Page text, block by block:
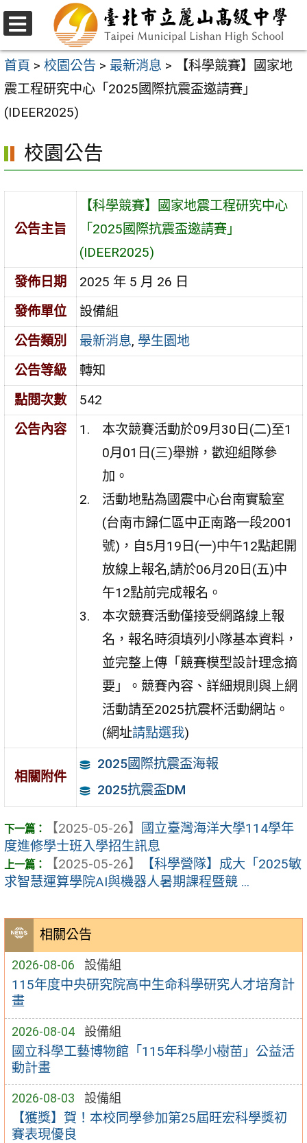
跳
至
主
要
內
區
選
單
首頁 > 校園公告 > 最新消息 >
【科學競賽】國家地
震工程研究中心「2025國際抗震盃邀請賽」
(IDEER2025)
相關公告
2026-08-06 設備組
115年度中央研究院高中生命科學研究人才培育計
畫
2026-08-04 設備組
國立科學工藝博物館「115年科學小樹苗」公益活
動計畫
2026-08-03 設備組
【獲獎】賀！本校同學參加第25屆旺宏科學獎初
賽表現優良
校園公告
公告主旨
【科學競賽】國家地震工程研究中心
「2025國際抗震盃邀請賽」
(IDEER2025)
發佈日期
2025 年 5 月 26 日
發佈單位
設備組
公告類別
最新消息, 學生園地
公告等級
轉知
點閱次數
542
公告內容
本次競賽活動於09月30日(二)至1
0月01日(三)舉辦，歡迎組隊參
加。
活動地點為國震中心台南實驗室
(台南市歸仁區中正南路一段2001
號)，自5月19日(一)中午12點起開
放線上報名,請於06月20日(五)中
午12點前完成報名。
本次競賽活動僅接受網路線上報
名，報名時須填列小隊基本資料，
並完整上傳「競賽模型設計理念摘
要」。競賽內容、詳細規則與上網
活動請至2025抗震杯活動網站。
(網址請點選我)
相關附件
2025國際抗震盃海報
2025抗震盃DM
【2025-05-26】
國立臺灣海洋大學114學年
度進修學士班入學招生訊息
【2025-05-26】
【科學營隊】成大「2025敏
求智慧運算學院AI與機器人暑期課程暨競 ...